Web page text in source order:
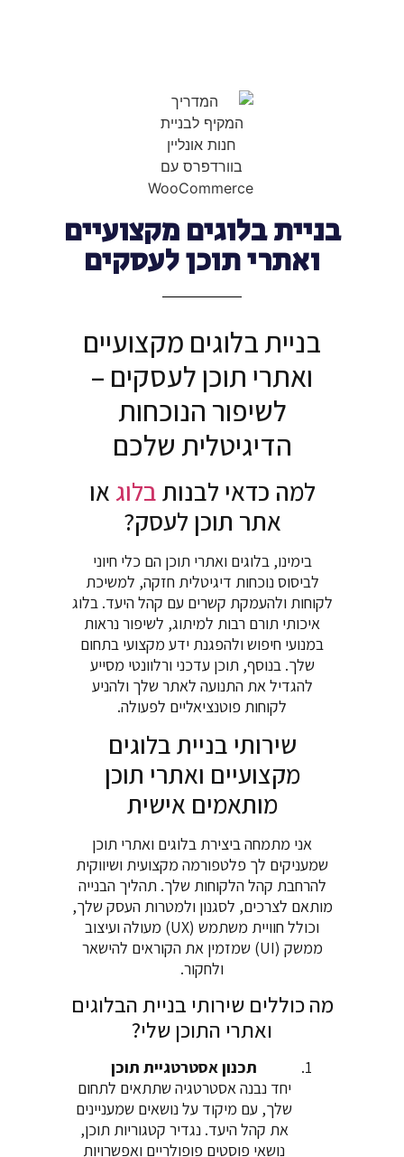
בניית בלוגים מקצועיים
ואתרי תוכן לעסקים
בניית בלוגים מקצועיים
ואתרי תוכן לעסקים –
לשיפור הנוכחות
הדיגיטלית שלכם
למה כדאי לבנותבלוג או
אתר תוכן לעסק?
בימינו, בלוגים ואתרי תוכן הם כלי חיוני
לביסוס נוכחות דיגיטלית חזקה, למשיכת
לקוחות ולהעמקת קשרים עם קהל היעד. בלוג
איכותי תורם רבות למיתוג, לשיפור נראות
במנועי חיפוש ולהפגנת ידע מקצועי בתחום
שלך. בנוסף, תוכן עדכני ורלוונטי מסייע
להגדיל את התנועה לאתר שלך ולהניע
לקוחות פוטנציאליים לפעולה.
שירותי בניית בלוגים
מקצועיים ואתרי תוכן
מותאמים אישית
אני מתמחה ביצירת בלוגים ואתרי תוכן
שמעניקים לך פלטפורמה מקצועית ושיווקית
להרחבת קהל הלקוחות שלך. תהליך הבנייה
מותאם לצרכים, לסגנון ולמטרות העסק שלך,
וכולל חוויית משתמש (UX) מעולה ועיצוב
ממשק (UI) שמזמין את הקוראים להישאר
ולחקור.
מה כוללים שירותי בניית הבלוגים
ואתרי התוכן שלי?
תכנון אסטרטגיית תוכן
יחד נבנה אסטרטגיה שתתאים לתחום
שלך, עם מיקוד על נושאים שמעניינים
את קהל היעד. נגדיר קטגוריות תוכן,
נושאי פוסטים פופולריים ואפשרויות